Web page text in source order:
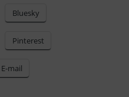
Bluesky
Pinterest
E-mail